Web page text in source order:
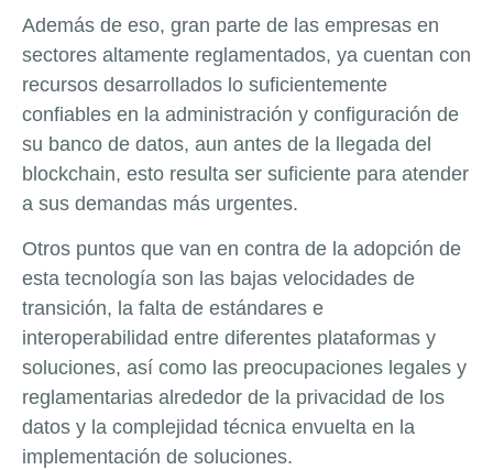
Además de eso, gran parte de las empresas en
sectores altamente reglamentados, ya cuentan con
recursos desarrollados lo suficientemente
confiables en la administración y configuración de
su banco de datos, aun antes de la llegada del
blockchain, esto resulta ser suficiente para atender
a sus demandas más urgentes.
Otros puntos que van en contra de la adopción de
esta tecnología son las bajas velocidades de
transición, la falta de estándares e
interoperabilidad entre diferentes plataformas y
soluciones, así como las preocupaciones legales y
reglamentarias alrededor de la privacidad de los
datos y la complejidad técnica envuelta en la
implementación de soluciones.